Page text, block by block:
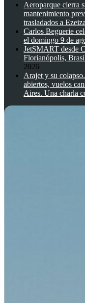
Aeroparque cierra
mantenimiento
trasladados a
Carlos Beguerie
el domingo 9 de
JetSMART desde
Florianópolis,
2026
Arajet y su
abiertos, vuelos
Aires. Una charla